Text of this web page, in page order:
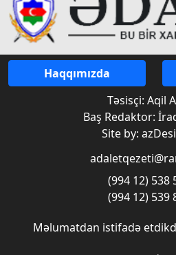
Haqqımızda
Təsisçi: Aqil
Baş Redaktor:
Site by:
(994 12) 538
(994 12) 539
Məlumatdan istifadə